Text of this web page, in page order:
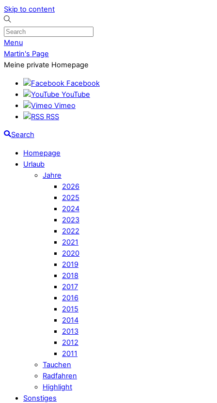
Skip to content
Menu
Martin's Page
Meine private Homepage
Facebook
YouTube
Vimeo
RSS
Search
Homepage
Urlaub
Jahre
2026
2025
2024
2023
2022
2021
2020
2019
2018
2017
2016
2015
2014
2013
2012
2011
Tauchen
Radfahren
Highlight
Sonstiges